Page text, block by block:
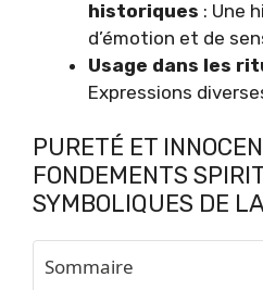
historiques : Une
d’émotion et de
Usage dans les
Expressions
PURETÉ ET
FONDEMENTS
SYMBOLIQUES DE
Sommaire